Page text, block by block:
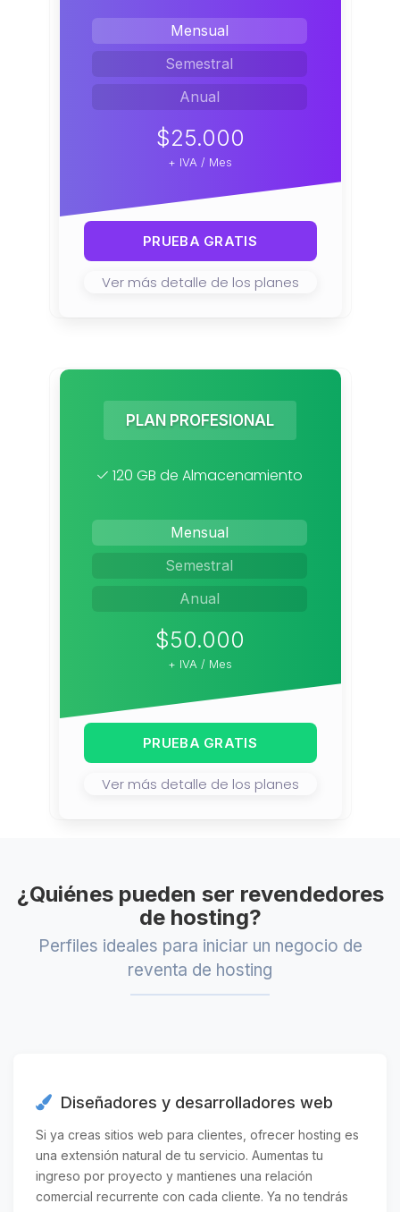
Mensual
Semestral
Anual
$25.000
+ IVA / Mes
PRUEBA GRATIS
Ver más detalle de los planes
PLAN PROFESIONAL
120 GB de Almacenamiento
Mensual
Semestral
Anual
$50.000
+ IVA / Mes
PRUEBA GRATIS
Ver más detalle de los planes
¿Quiénes pueden ser revendedores
de hosting?
Perfiles ideales para iniciar un negocio de
reventa de hosting
Diseñadores y desarrolladores web
Si ya creas sitios web para clientes, ofrecer hosting es
una extensión natural de tu servicio. Aumentas tu
ingreso por proyecto y mantienes una relación
comercial recurrente con cada cliente. Ya no tendrás